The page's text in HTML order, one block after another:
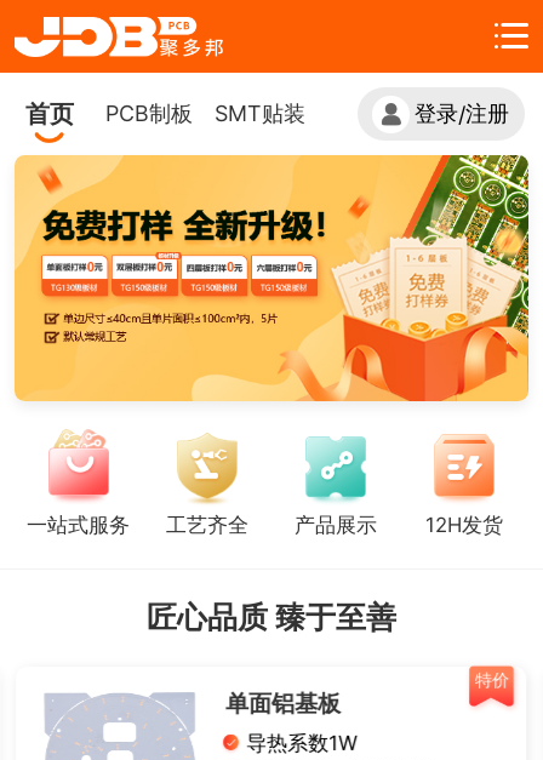
首页 PCB制板 SMT贴装 登录/注册
一站式服务 工艺齐全 产品展示 12H发货
匠心品质 臻于至善
特价
单面铝基板
导热系数1W